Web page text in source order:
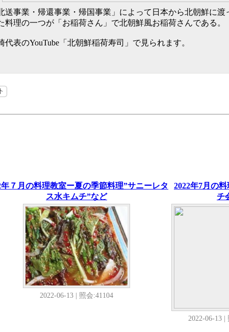
送事業・帰還事業・帰国事業」によって日本から北朝鮮に
料理の一つが「お稲荷さん」で北朝鮮風お稲荷さんである。
代表のYouTube「北朝鮮稲荷寿司」で見られます。
年７月の料理教室ー夏の季節料理”サニーレタ
ス水キムチ”など
2022-06-13 | 照会:41104
2022年7月の
チ
2022-06-13 |